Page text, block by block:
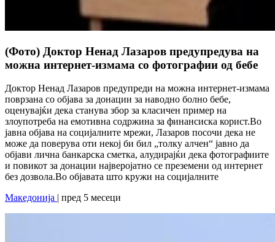
(Фото) Доктор Ненад Лазаров предупредува на
можна интернет-измама со фотографии од бебе
Доктор Ненад Лазаров предупреди на можна интернет-измама
поврзана со објава за донации за наводно болно бебе,
оценувајќи дека станува збор за класичен пример на
злоупотреба на емотивна содржина за финансиска корист.Во
јавна објава на социјалните мрежи, Лазаров посочи дека не
може да поверува оти некој би бил „толку алчен“ јавно да
објави лична банкарска сметка, алудирајќи дека фотографиите
и повикот за донации најверојатно се преземени од интернет
без дозвола.Во објавата што кружи на социјалните
Македонија | пред 5 месеци